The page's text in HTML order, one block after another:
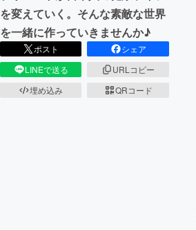
を変えていく。そんな素敵な世界
を一緒に作っていきませんか♪
ポスト
シェア
LINEで送る
URLコピー
埋め込み
QRコード